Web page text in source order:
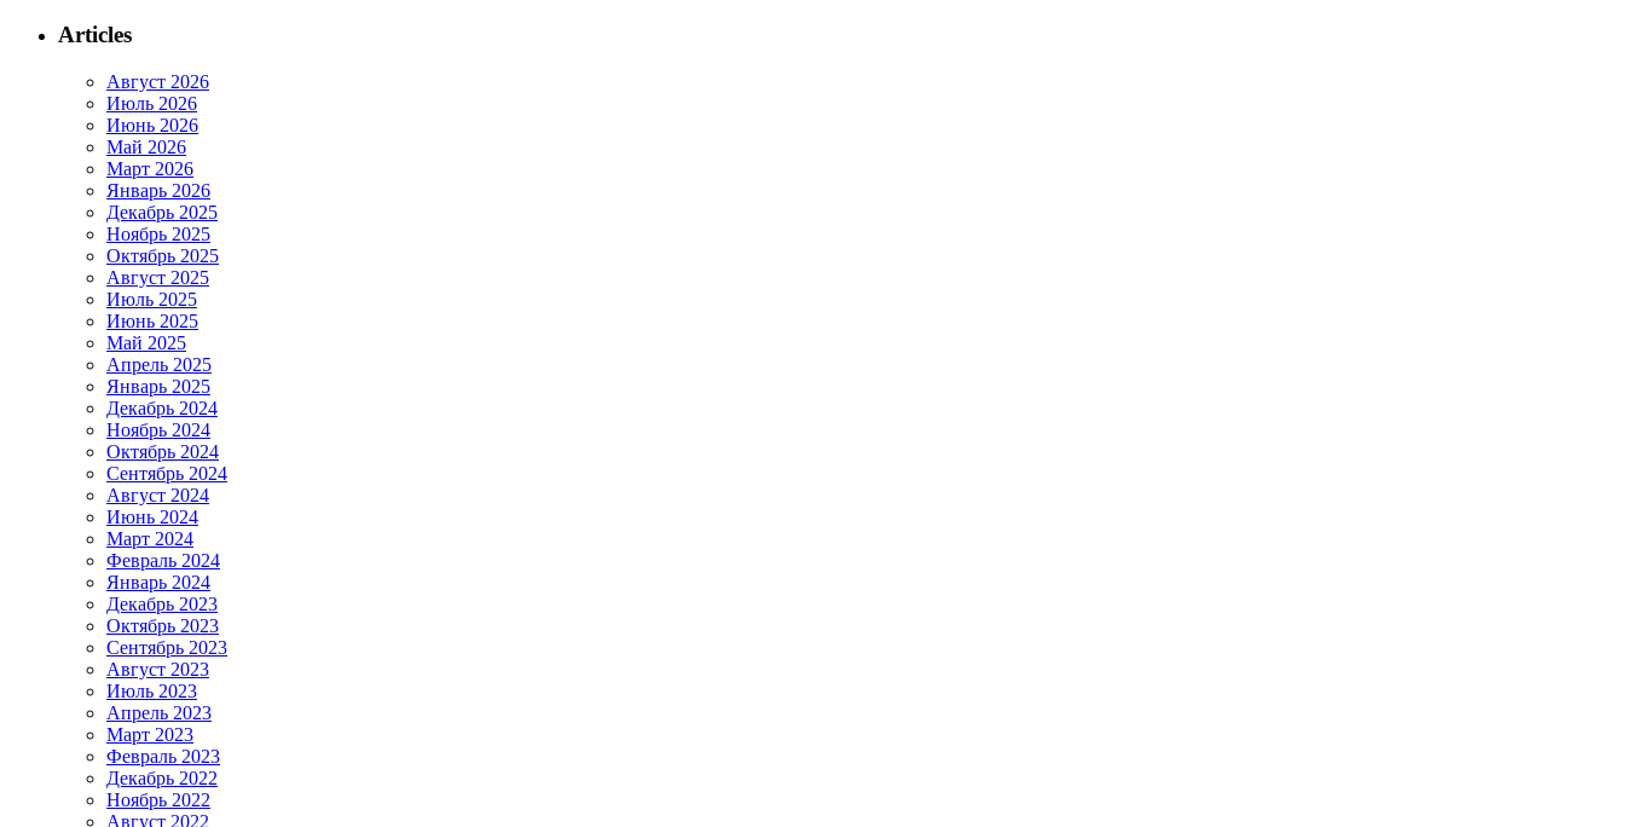
Articles
Август 2026
Июль 2026
Июнь 2026
Май 2026
Март 2026
Январь 2026
Декабрь 2025
Ноябрь 2025
Октябрь 2025
Август 2025
Июль 2025
Июнь 2025
Май 2025
Апрель 2025
Январь 2025
Декабрь 2024
Ноябрь 2024
Октябрь 2024
Сентябрь 2024
Август 2024
Июнь 2024
Март 2024
Февраль 2024
Январь 2024
Декабрь 2023
Октябрь 2023
Сентябрь 2023
Август 2023
Июль 2023
Апрель 2023
Март 2023
Февраль 2023
Декабрь 2022
Ноябрь 2022
Август 2022